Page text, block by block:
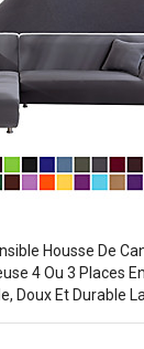
Black 1 Pair
Golden 1 Pair
Cm
NUX NOD-1
Pédale D'effet
Overdrive
$ 68.57
$ 93.93
- Advanced
Skincare -
$ 50.52
Housse De
4 Ou 3 Places
Doux Et Durable